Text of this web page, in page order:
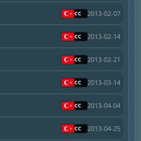
2013-02-07
2013-02-14
2013-02-21
2013-03-14
2013-04-04
2013-04-25